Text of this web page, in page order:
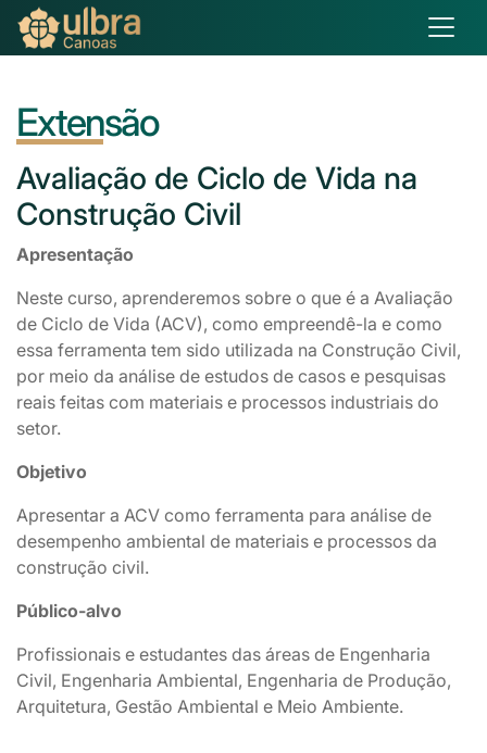
Extensão
Avaliação de Ciclo de Vida na
Construção Civil
Apresentação
Neste curso, aprenderemos sobre o que é a Avaliação
de Ciclo de Vida (ACV), como empreendê-la e como
essa ferramenta tem sido utilizada na Construção Civil,
por meio da análise de estudos de casos e pesquisas
reais feitas com materiais e processos industriais do
setor.
Objetivo
Apresentar a ACV como ferramenta para análise de
desempenho ambiental de materiais e processos da
construção civil.
Público-alvo
Profissionais e estudantes das áreas de Engenharia
Civil, Engenharia Ambiental, Engenharia de Produção,
Arquitetura, Gestão Ambiental e Meio Ambiente.